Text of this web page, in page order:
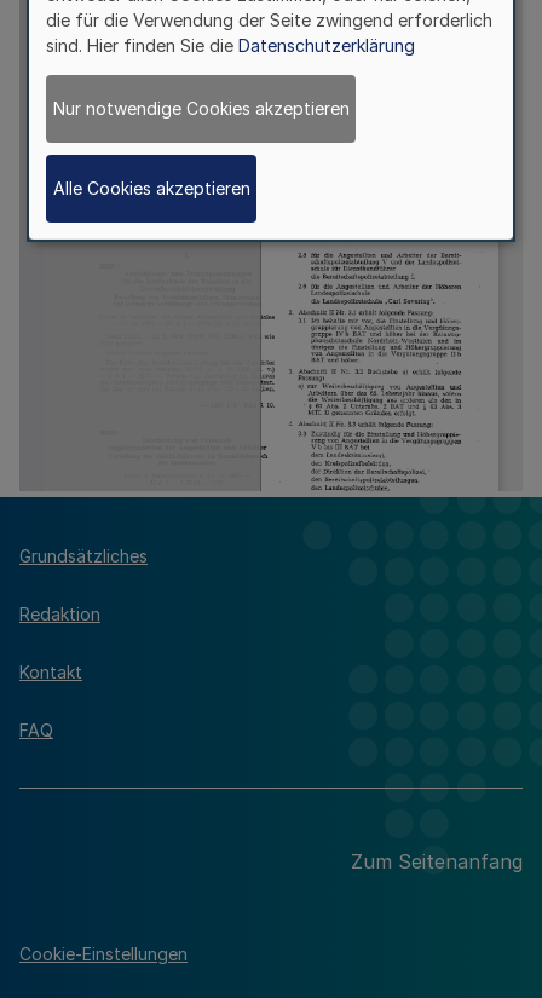
Grundsätzliches
Redaktion
Kontakt
FAQ
Zum Seitenanfang
Cookie-Einstellungen
die für die Verwendung der Seite zwingend erforderlich
sind. Hier finden Sie die Datenschutzerklärung
Nur notwendige Cookies akzeptieren
Alle Cookies akzeptieren